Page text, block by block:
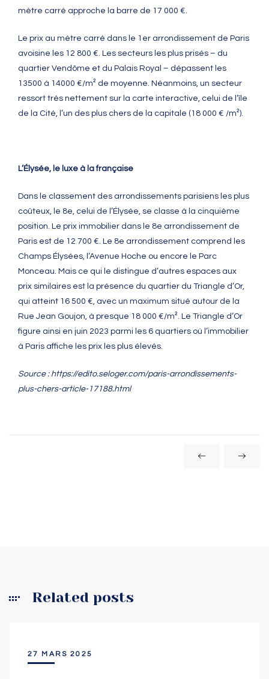
mètre carré approche la barre de 17 000 €.
Le prix au mètre carré dans le 1er arrondissement de Paris
avoisine les 12 800 €. Les secteurs les plus prisés – du
quartier Vendôme et du Palais Royal – dépassent les
13500 à 14000 €/m² de moyenne. Néanmoins, un secteur
ressort très nettement sur la carte interactive, celui de l’île
de la Cité, l’un des plus chers de la capitale (18 000 € /m²).
L’Élysée, le luxe à la française
Dans le classement des arrondissements parisiens les plus
coûteux, le 8e, celui de l’Élysée, se classe à la cinquième
position. Le prix immobilier dans le 8e arrondissement de
Paris est de 12 700 €. Le 8e arrondissement comprend les
Champs Élysées, l’Avenue Hoche ou encore le Parc
Monceau. Mais ce qui le distingue d’autres espaces aux
prix similaires est la présence du quartier du Triangle d’Or,
qui atteint 16 500 €, avec un maximum situé autour de la
Rue Jean Goujon, à presque 18 000 €/m². Le Triangle d’Or
figure ainsi en juin 2023 parmi les 6 quartiers où l’immobilier
à Paris affiche les prix les plus élevés.
Source : https://edito.seloger.com/paris-arrondissements-
plus-chers-article-17188.html
Related posts
27 MARS 2025